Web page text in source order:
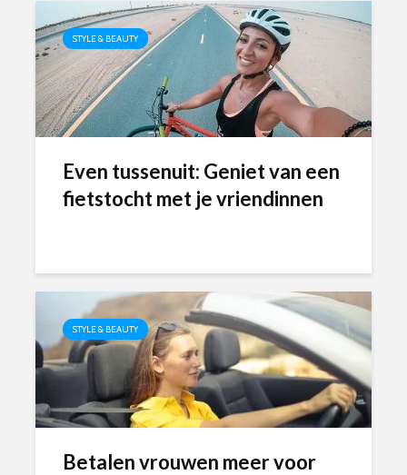
STYLE & BEAUTY
Even tussenuit: Geniet van een
fietstocht met je vriendinnen
STYLE & BEAUTY
Betalen vrouwen meer voor